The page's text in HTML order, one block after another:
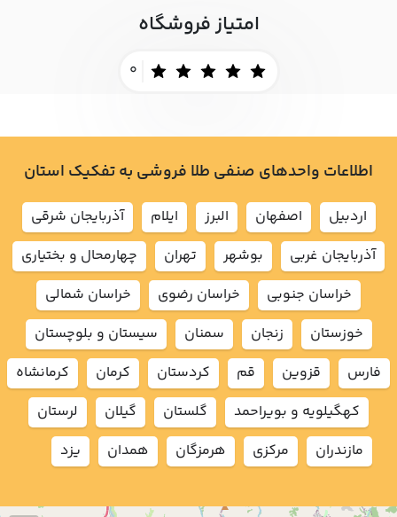
امتیاز فروشگاه
0
اطلاعات واحدهای صنفی طلا فروشی به تفکیک استان
اردبيل اصفهان البرز ايلام
آذربايجان شرقي
آذربايجان غربي
بوشهر تهران
چهارمحال و بختياري
خراسان جنوبي
خراسان رضوي
خراسان شمالي
خوزستان
زنجان سمنان
سيستان و بلوچستان
فارس
قزوين قم كردستان كرمان
كرمانشاه
كهگيلويه و بويراحمد
گلستان گيلان
لرستان
مازندران
مركزي هرمزگان همدان يزد